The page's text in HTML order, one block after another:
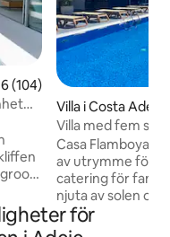
5 i genomsnittligt
(104)
groot
Villa i Costa Adeje
Villa med fem
uppvärmd pool
Casa
av utrymme för
catering för
njuta av solen och
uppvärmda,
solstolar,
för